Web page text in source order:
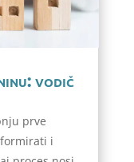
vodič
prve
i